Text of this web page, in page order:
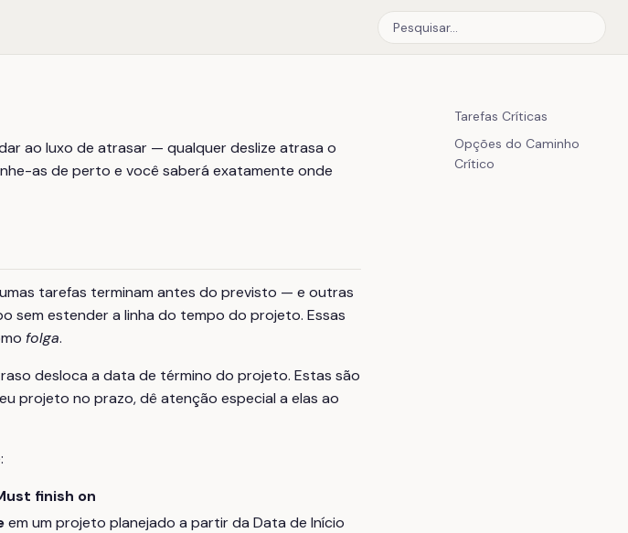
ao luxo de atrasar — qualquer deslize atrasa o
as de perto e você saberá exatamente onde
tarefas terminam antes do previsto — e outras
sem estender a linha do tempo do projeto. Essas
folga.
desloca a data de término do projeto. Estas são
projeto no prazo, dê atenção especial a elas ao
finish on
em um projeto planejado a partir da Data de Início
Tarefas Críticas
Opções do Caminho
Crítico